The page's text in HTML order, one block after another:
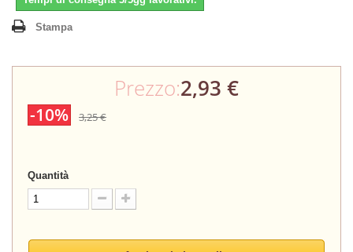
Stampa
Prezzo:2,93 €
-10% 3,25 €
Quantità